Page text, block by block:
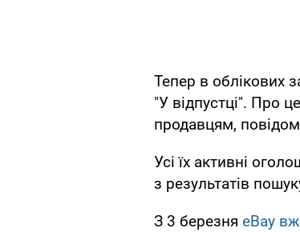
Тепер в облікових
"У відпустці". Про
продавцям,
Усі їх активні
з результатів
З 3 березня eBay